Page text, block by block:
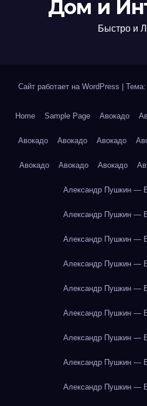
Дом и
Быстро и
Сайт работает на WordPress Тема:
Home Sample Page Авокадо
Авокадо Авокадо Авокадо
Авокадо Авокадо Авокадо
Александр Пушкин —
Александр Пушкин —
Александр Пушкин —
Александр Пушкин —
Александр Пушкин —
Александр Пушкин —
Александр Пушкин —
Александр Пушкин —
Александр Пушкин —